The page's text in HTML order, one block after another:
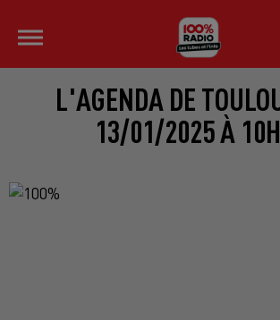
L'AGENDA DE
13/01/2025 À